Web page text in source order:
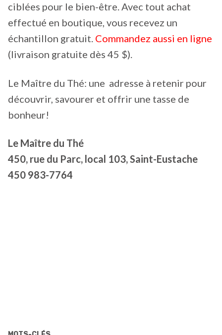
ciblées pour le bien-être. Avec tout achat
effectué en boutique, vous recevez un
échantillon gratuit. Commandez aussi en ligne
(livraison gratuite dès 45 $).
Le Maître du Thé: une adresse à retenir pour
découvrir, savourer et offrir une tasse de
bonheur!
Le Maître du Thé
450, rue du Parc, local 103, Saint-Eustache
450 983-7764